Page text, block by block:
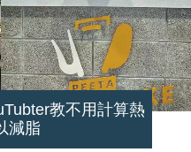
教不用計算熱
減脂